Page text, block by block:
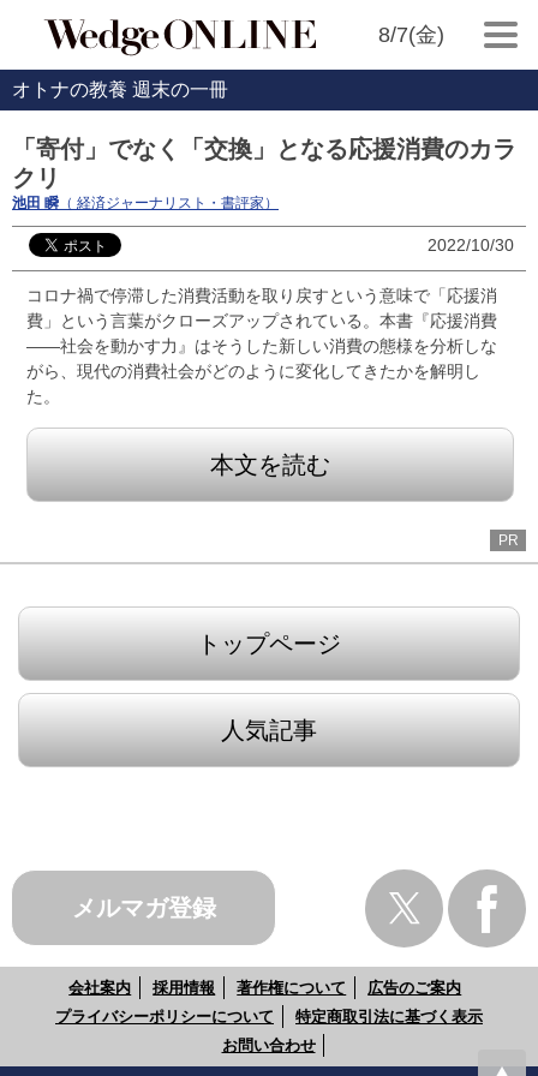
8/7(金)
オトナの教養 週末の一冊
「寄付」でなく「交換」となる応援消費のカラ
クリ
池田 瞬 （ 経済ジャーナリスト・書評家）
2022/10/30
コロナ禍で停滞した消費活動を取り戻すという意味で「応援消
費」という言葉がクローズアップされている。本書『応援消費
――社会を動かす力』はそうした新しい消費の態様を分析しな
がら、現代の消費社会がどのように変化してきたかを解明し
た。
本文を読む
PR
トップページ
人気記事
メルマガ登録
会社案内 採用情報 著作権について
広告のご案内
プライバシーポリシーについて
特定商取引法に基づく表示
お問い合わせ